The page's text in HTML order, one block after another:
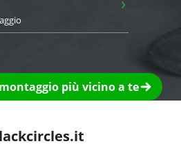
più vicino a te